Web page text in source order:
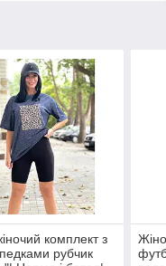
комплект з
рубчик